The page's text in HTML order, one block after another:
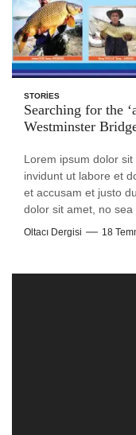
STORIES
Searching for the
Westminster
Lorem ipsum dolor
invidunt ut labore et
et accusam et justo duo
dolor sit amet, no sea takimata sanctus est Lorem ipsum
dolor sit amet. Stet clita kasd gubergren, no sea takimata
Oltacı Dergisi 18